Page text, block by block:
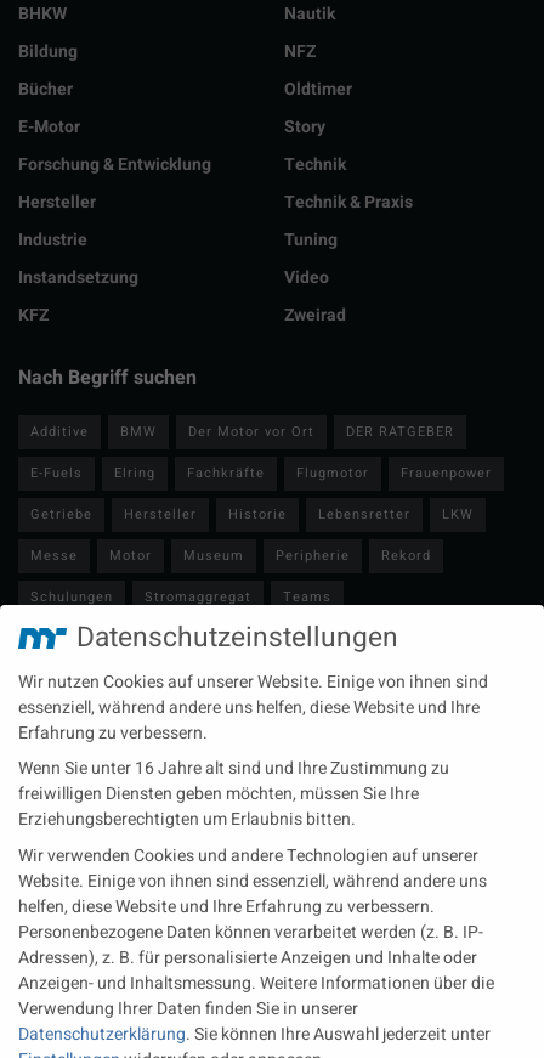
BHKW
Bildung
Bücher
E-Motor
Forschung & Entwicklung
Hersteller
Industrie
Instandsetzung
KFZ
Nautik
NFZ
Oldtimer
Story
Technik
Technik & Praxis
Tuning
Video
Zweirad
Nach Begriff suchen
Additive BMW Der Motor vor Ort
DER RATGEBER
E-Fuels
Elring Fachkräfte Flugmotor
Frauenpower
Getriebe
Hersteller Historie Lebensretter
LKW
Messe
Motor Museum Peripherie
Rekord
Schulungen
Stromaggregat
Teams
Technische Redaktion
Turbolader Video
Zulieferer
Öl-E-Fuels-Schmierstoffe
Neueste Beiträge
Wärme aus der Tiefe MTU heizt künftig mit Geothermie
MAN Engines bringt D3872 für die Stromversorgung im
Marinebereich
Eine neue Generation von Perkins Marinemotoren startet den
operativen Testbetrieb
Rechtliches
Impressum
Datenschutzeinstellungen
Wir nutzen Cookies auf unserer Website. Einige von ihnen sind
essenziell, während andere uns helfen, diese Website und Ihre
Erfahrung zu verbessern.
Wenn Sie unter 16 Jahre alt sind und Ihre Zustimmung zu
freiwilligen Diensten geben möchten, müssen Sie Ihre
Erziehungsberechtigten um Erlaubnis bitten.
Wir verwenden Cookies und andere Technologien auf unserer
Website. Einige von ihnen sind essenziell, während andere uns
helfen, diese Website und Ihre Erfahrung zu verbessern.
Personenbezogene Daten können verarbeitet werden (z. B. IP-
Adressen), z. B. für personalisierte Anzeigen und Inhalte oder
Anzeigen- und Inhaltsmessung.Weitere Informationen über die
Verwendung Ihrer Daten finden Sie in unserer
Datenschutzerklärung.Sie können Ihre Auswahl jederzeit unter